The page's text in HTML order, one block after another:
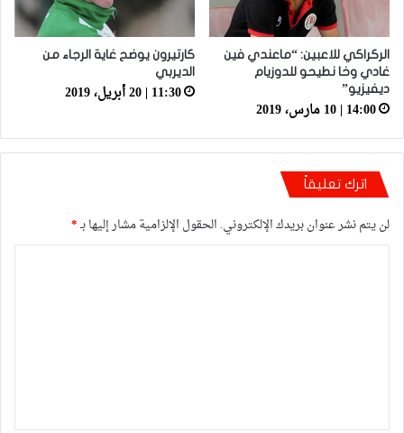
الركراكي للاعبين: “ماعندي فين
غادي وخا نطيحو للدوزيام
ديفيزيو”
14:00 | 10 مارس، 2019
كارتيرون يوضح غاية الرجاء من
الديربي
11:30 | 20 أبريل، 2019
اترك تعليقاً
لن يتم نشر عنوان بريدك الإلكتروني. الحقول الإلزامية مشار إليها بـ*